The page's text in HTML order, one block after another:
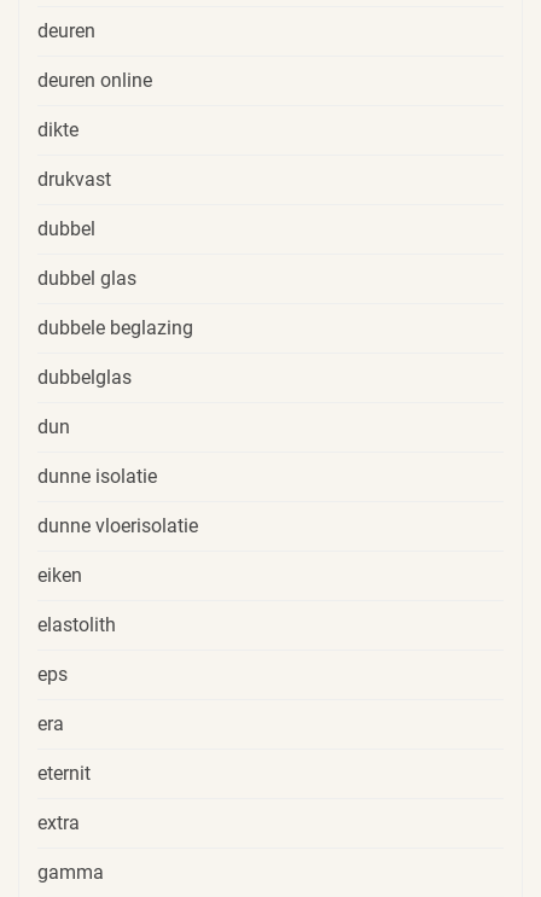
deuren
deuren online
dikte
drukvast
dubbel
dubbel glas
dubbele beglazing
dubbelglas
dun
dunne isolatie
dunne vloerisolatie
eiken
elastolith
eps
era
eternit
extra
gamma